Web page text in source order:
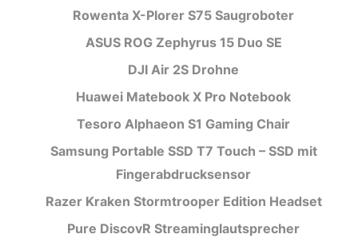
Rowenta X-Plorer S75 Saugroboter
ASUS ROG Zephyrus 15 Duo SE
DJI Air 2S Drohne
Huawei Matebook X Pro Notebook
Tesoro Alphaeon S1 Gaming Chair
Samsung Portable SSD T7 Touch – SSD mit
Fingerabdrucksensor
Razer Kraken Stormtrooper Edition Headset
Pure DiscovR Streaminglautsprecher